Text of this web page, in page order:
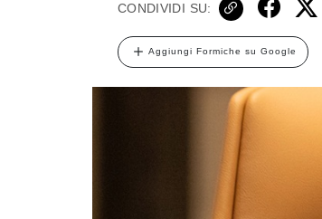
CONDIVIDI SU:
Aggiungi Formiche su Google